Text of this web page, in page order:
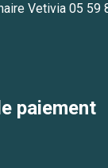
Vetivia 05 59
paiement